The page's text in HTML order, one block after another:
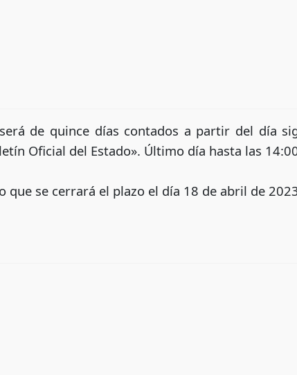
de quince días contados a partir del día
Oficial del Estado». Último día hasta las
que se cerrará el plazo el día 18 de abril de